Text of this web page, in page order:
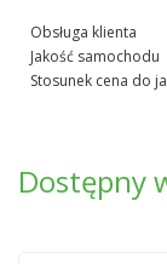
Obsługa klienta
Jakość samochodu
Stosunek cena do
Dostępny